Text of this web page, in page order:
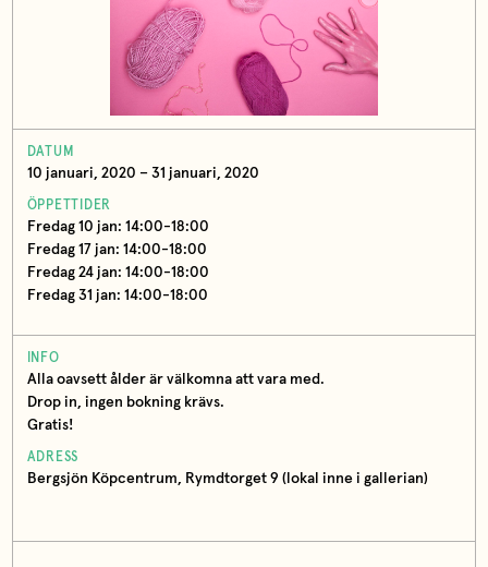
DATUM
10 januari, 2020 – 31 januari, 2020
ÖPPETTIDER
Fredag 10 jan: 14:00-18:00
Fredag 17 jan: 14:00-18:00
Fredag 24 jan: 14:00-18:00
Fredag 31 jan: 14:00-18:00
INFO
Alla oavsett ålder är välkomna att vara med.
Drop in, ingen bokning krävs.
Gratis!
ADRESS
Bergsjön Köpcentrum, Rymdtorget 9 (lokal inne i gallerian)